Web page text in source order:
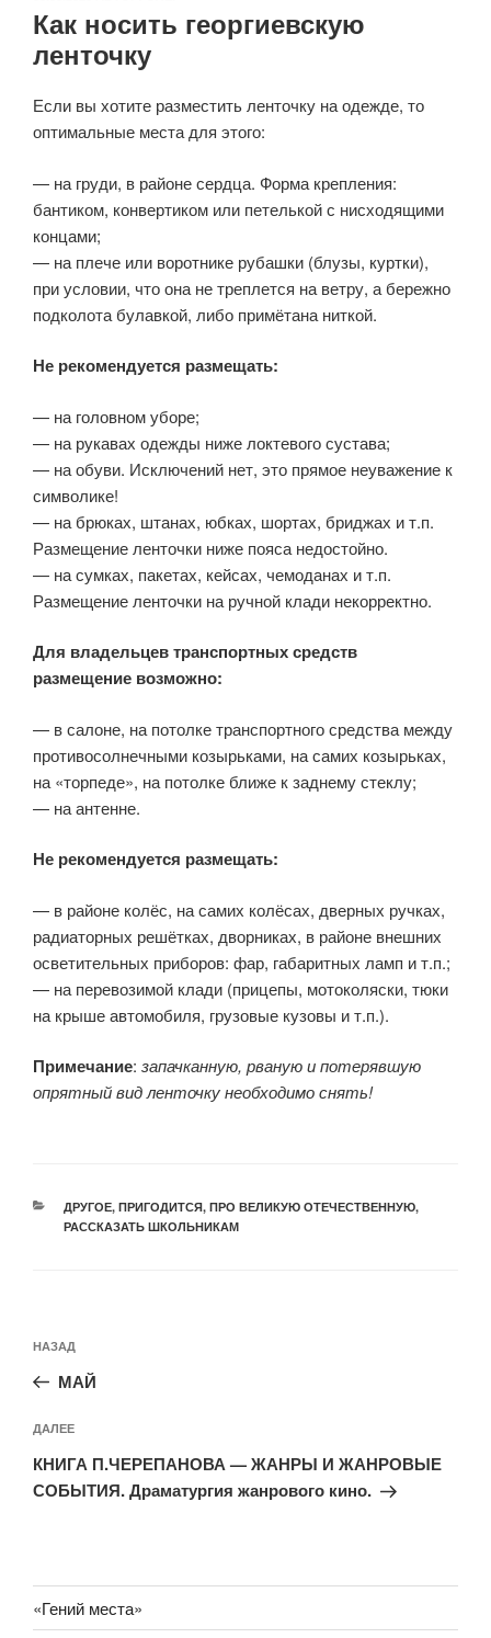
Как носить георгиевскую
ленточку
Если вы хотите разместить ленточку на одежде, то
оптимальные места для этого:
— на груди, в районе сердца. Форма крепления:
бантиком, конвертиком или петелькой с нисходящими
концами;
— на плече или воротнике рубашки (блузы, куртки),
при условии, что она не треплется на ветру, а бережно
подколота булавкой, либо примётана ниткой.
Не рекомендуется размещать:
— на головном уборе;
— на рукавах одежды ниже локтевого сустава;
— на обуви. Исключений нет, это прямое неуважение к
символике!
— на брюках, штанах, юбках, шортах, бриджах и т.п.
Размещение ленточки ниже пояса недостойно.
— на сумках, пакетах, кейсах, чемоданах и т.п.
Размещение ленточки на ручной клади некорректно.
Для владельцев транспортных средств
размещение возможно:
— в салоне, на потолке транспортного средства между
противосолнечными козырьками, на самих козырьках,
на «торпеде», на потолке ближе к заднему стеклу;
— на антенне.
Не рекомендуется размещать:
— в районе колёс, на самих колёсах, дверных ручках,
радиаторных решётках, дворниках, в районе внешних
осветительных приборов: фар, габаритных ламп и т.п.;
— на перевозимой клади (прицепы, мотоколяски, тюки
на крыше автомобиля, грузовые кузовы и т.п.).
Примечание: запачканную, рваную и потерявшую
опрятный вид ленточку необходимо снять!
РУБРИКИ
ДРУГОЕ, ПРИГОДИТСЯ, ПРО ВЕЛИКУЮ ОТЕЧЕСТВЕННУЮ,
РАССКАЗАТЬ ШКОЛЬНИКАМ
по
записям
Предыдущая
запись:
НАЗАД
МАЙ
Следующая
запись
ДАЛЕЕ
КНИГА П.ЧЕРЕПАНОВА — ЖАНРЫ И ЖАНРОВЫЕ
СОБЫТИЯ. Драматургия жанрового кино.
«Гений места»